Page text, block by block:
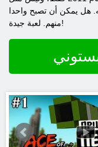
هل يمكن أن تصبح واحدا
منهم. لعبة جيدة!